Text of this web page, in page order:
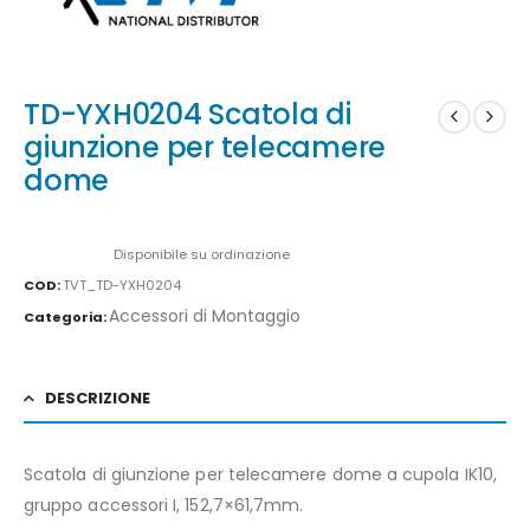
TD-YXH0204 Scatola di
giunzione per telecamere
dome
Disponibile su ordinazione
COD:TVT_TD-YXH0204
Categoria:Accessori di Montaggio
DESCRIZIONE
Scatola di giunzione per telecamere dome a cupola IK10,
gruppo accessori I, 152,7×61,7mm.